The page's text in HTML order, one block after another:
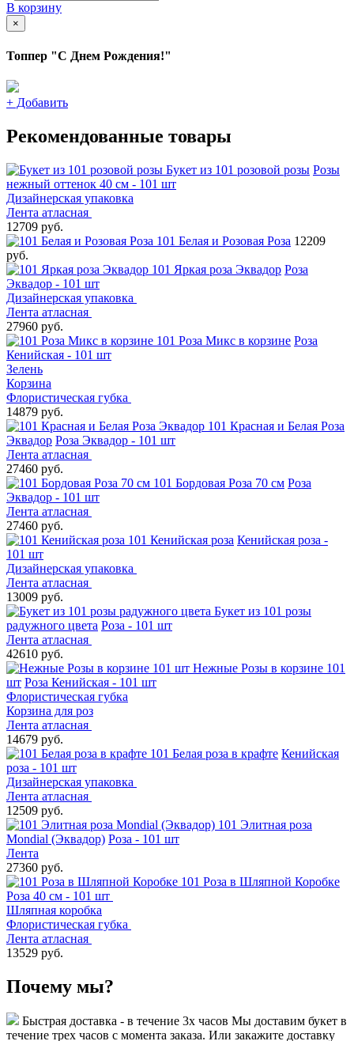
В корзину
×
Топпер "С Днем Рождения!"
+ Добавить
Рекомендованные товары
Букет из 101 розовой розы Розы
нежный оттенок 40 см - 101 шт
Дизайнерская упаковка
Лента атласная
12709 руб.
101 Белая и Розовая Роза 12209
руб.
101 Яркая роза Эквадор Роза
Эквадор - 101 шт
Дизайнерская упаковка
Лента атласная
27960 руб.
101 Роза Микс в корзине Роза
Кенийская - 101 шт
Зелень
Корзина
Флористическая губка
14879 руб.
101 Красная и Белая Роза
Эквадор Роза Эквадор - 101 шт
Лента атласная
27460 руб.
101 Бордовая Роза 70 см Роза
Эквадор - 101 шт
Лента атласная
27460 руб.
101 Кенийская роза Кенийская роза -
101 шт
Дизайнерская упаковка
Лента атласная
13009 руб.
Букет из 101 розы
радужного цвета Роза - 101 шт
Лента атласная
42610 руб.
Нежные Розы в корзине 101
шт Роза Кенийская - 101 шт
Флористическая губка
Корзина для роз
Лента атласная
14679 руб.
101 Белая роза в крафте Кенийская
роза - 101 шт
Дизайнерская упаковка
Лента атласная
12509 руб.
101 Элитная роза
Mondial (Эквадор) Роза - 101 шт
Лента
27360 руб.
101 Роза в Шляпной Коробке
Роза 40 см - 101 шт
Шляпная коробка
Флористическая губка
Лента атласная
13529 руб.
Почему мы?
Быстрая доставка - в течение 3х часов Мы доставим букет в
течение трех часов с момента заказа. Или закажите доставку